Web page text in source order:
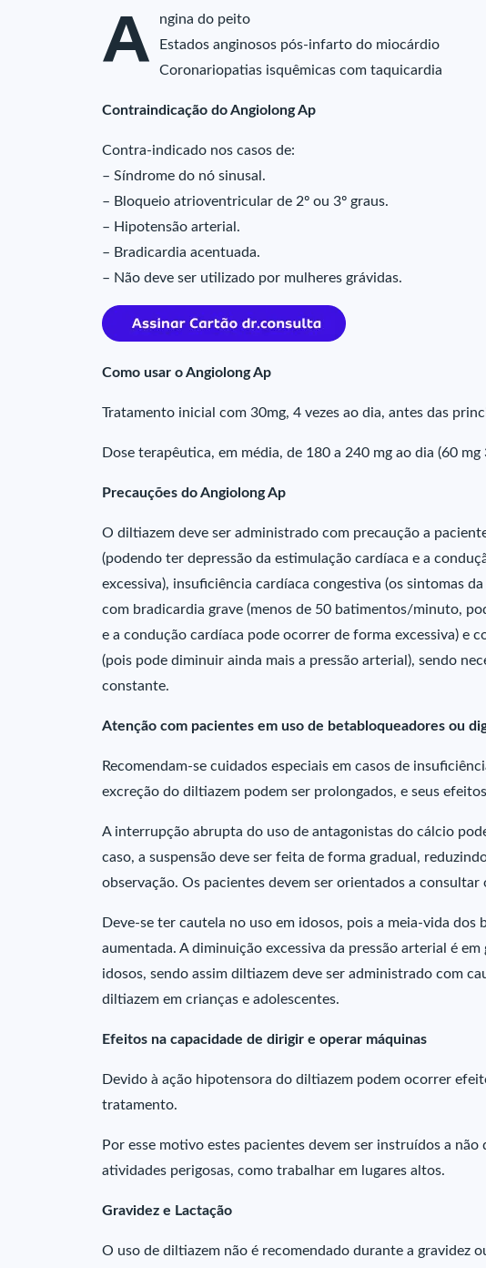
A
ngina do peito
Estados anginosos pós-infarto do miocárdio
Coronariopatias isquêmicas com taquicardia
Contraindicação do Angiolong Ap
Contra-indicado nos casos de:
– Síndrome do nó sinusal.
– Bloqueio atrioventricular de 2º ou 3º graus.
– Hipotensão arterial.
– Bradicardia acentuada.
– Não deve ser utilizado por mulheres grávidas.
Como usar o Angiolong Ap
Tratamento inicial com 30mg, 4 vezes ao dia, antes das
Dose terapêutica, em média, de 180 a 240 mg ao dia (60 mg
Precauções do Angiolong Ap
O diltiazem deve ser administrado com precaução a
(podendo ter depressão da estimulação cardíaca e a
excessiva), insuficiência cardíaca congestiva (os sintomas
com bradicardia grave (menos de 50 batimentos/minuto,
e a condução cardíaca pode ocorrer de forma excessiva) e
(pois pode diminuir ainda mais a pressão arterial), sendo
constante.
Atenção com pacientes em uso de betabloqueadores ou
Recomendam-se cuidados especiais em casos de
excreção do diltiazem podem ser prolongados, e seus
A interrupção abrupta do uso de antagonistas do cálcio
caso, a suspensão deve ser feita de forma gradual,
observação. Os pacientes devem ser orientados a
Deve-se ter cautela no uso em idosos, pois a meia-vida
aumentada. A diminuição excessiva da pressão arterial é
idosos, sendo assim diltiazem deve ser administrado com
diltiazem em crianças e adolescentes.
Efeitos na capacidade de dirigir e operar máquinas
Devido à ação hipotensora do diltiazem podem ocorrer
tratamento.
Por esse motivo estes pacientes devem ser instruídos a
atividades perigosas, como trabalhar em lugares altos.
Gravidez e Lactação
O uso de diltiazem não é recomendado durante a gravidez